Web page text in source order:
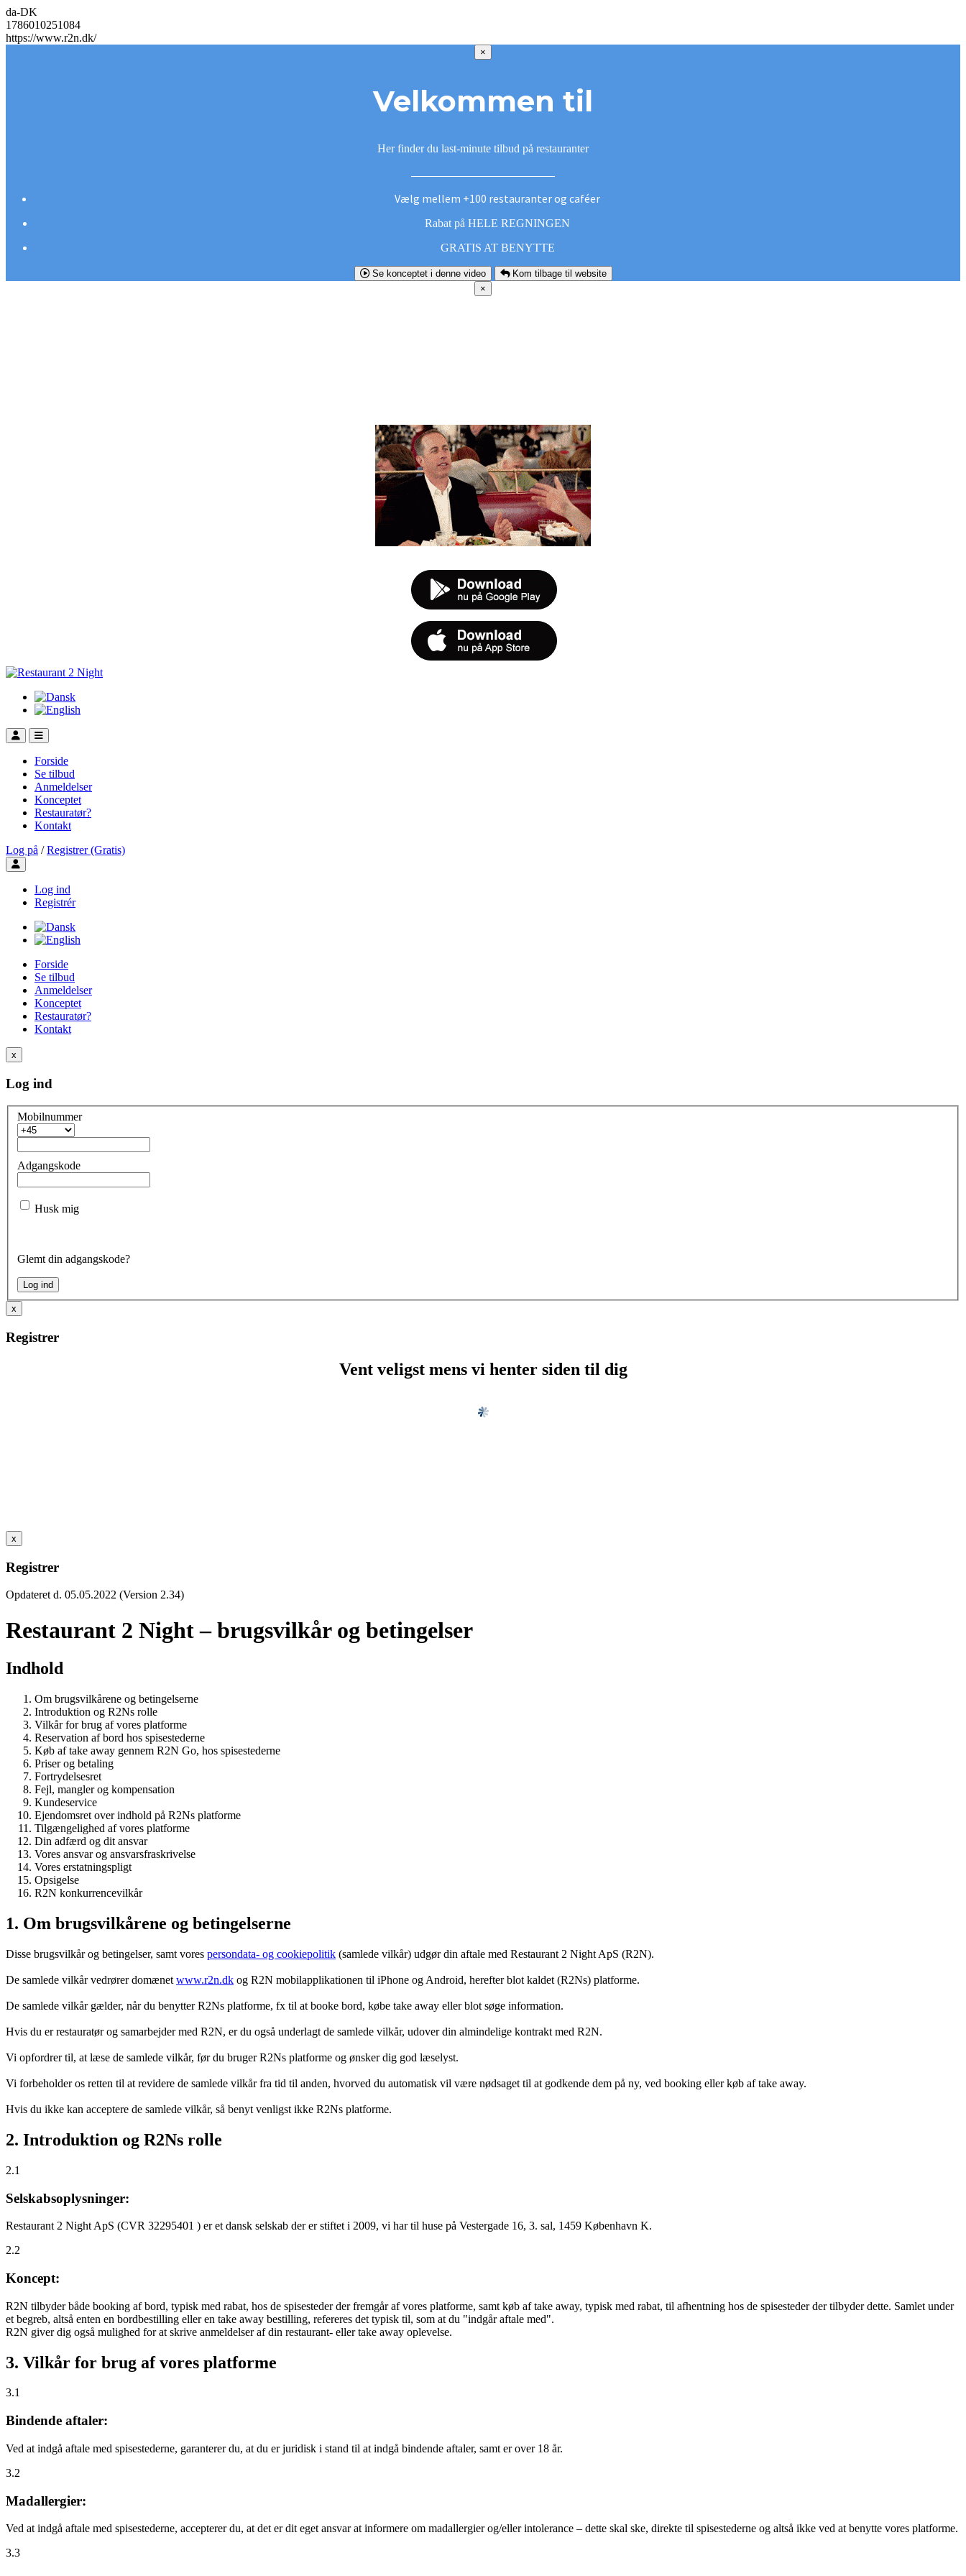
da-DK
1786010251084
https://www.r2n.dk/
×
Velkommen til
Her finder du last-minute tilbud på restauranter
Vælg mellem +100 restauranter og caféer
Rabat på HELE REGNINGEN
GRATIS AT BENYTTE
Se konceptet i denne video
Kom tilbage til website
×
Forside
Se tilbud
Anmeldelser
Konceptet
Restauratør?
Kontakt
Log på / Registrer (Gratis)
Toggle user menu
Log ind
Registrér
Forside
Se tilbud
Anmeldelser
Konceptet
Restauratør?
Kontakt
x
Log ind
Mobilnummer
Adgangskode
Husk mig
Glemt din adgangskode?
x
Registrer
Vent veligst mens vi henter siden til dig
x
Registrer
Opdateret d. 05.05.2022 (Version 2.34)
Restaurant 2 Night – brugsvilkår og betingelser
Indhold
Om brugsvilkårene og betingelserne
Introduktion og R2Ns rolle
Vilkår for brug af vores platforme
Reservation af bord hos spisestederne
Køb af take away gennem R2N Go, hos spisestederne
Priser og betaling
Fortrydelsesret
Fejl, mangler og kompensation
Kundeservice
Ejendomsret over indhold på R2Ns platforme
Tilgængelighed af vores platforme
Din adfærd og dit ansvar
Vores ansvar og ansvarsfraskrivelse
Vores erstatningspligt
Opsigelse
R2N konkurrencevilkår
1. Om brugsvilkårene og betingelserne
Disse brugsvilkår og betingelser, samt vores persondata- og cookiepolitik (samlede vilkår) udgør din aftale med Restaurant 2 Night ApS (R2N).
De samlede vilkår vedrører domænet www.r2n.dk og R2N mobilapplikationen til iPhone og Android, herefter blot kaldet (R2Ns) platforme.
De samlede vilkår gælder, når du benytter R2Ns platforme, fx til at booke bord, købe take away eller blot søge information.
Hvis du er restauratør og samarbejder med R2N, er du også underlagt de samlede vilkår, udover din almindelige kontrakt med R2N.
Vi opfordrer til, at læse de samlede vilkår, før du bruger R2Ns platforme og ønsker dig god læselyst.
Vi forbeholder os retten til at revidere de samlede vilkår fra tid til anden, hvorved du automatisk vil være nødsaget til at godkende dem på ny, ved booking eller køb af take away.
Hvis du ikke kan acceptere de samlede vilkår, så benyt venligst ikke R2Ns platforme.
2. Introduktion og R2Ns rolle
2.1
Selskabsoplysninger:
Restaurant 2 Night ApS (CVR 32295401 ) er et dansk selskab der er stiftet i 2009, vi har til huse på Vestergade 16, 3. sal, 1459 København K.
2.2
Koncept:
R2N tilbyder både booking af bord, typisk med rabat, hos de spisesteder der fremgår af vores platforme, samt køb af take away, typisk med rabat, til afhentning hos de spisesteder der tilbyder dette. Samlet under
et begreb, altså enten en bordbestilling eller en take away bestilling, refereres det typisk til, som at du "indgår aftale med".
R2N giver dig også mulighed for at skrive anmeldelser af din restaurant- eller take away oplevelse.
3. Vilkår for brug af vores platforme
3.1
Bindende aftaler:
Ved at indgå aftale med spisestederne, garanterer du, at du er juridisk i stand til at indgå bindende aftaler, samt er over 18 år.
3.2
Madallergier:
Ved at indgå aftale med spisestederne, accepterer du, at det er dit eget ansvar at informere om madallergier og/eller intolerance – dette skal ske, direkte til spisestederne og altså ikke ved at benytte vores platforme.
3.3